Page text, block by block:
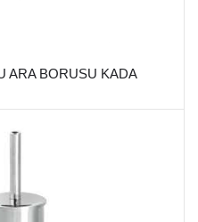
ARA BORUSU KADA